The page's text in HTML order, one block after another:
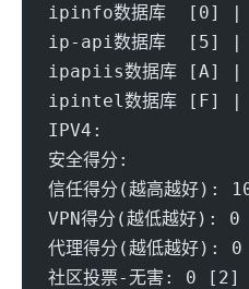
ipinfo数据库  [0] |
ip-api数据库  [5]
ipapiis数据库 [A]
ipintel数据库 [F]
IPV4:
安全得分:
信任得分(越高越好):
VPN得分(越低越好):
代理得分(越低越好):
社区投票-无害: 0 [2]